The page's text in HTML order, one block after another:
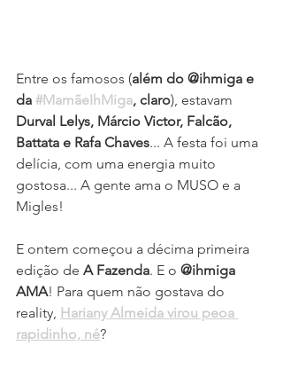
Entre os famosos (além do @ihmiga e
da #MamãeIhMiga, claro), estavam
Durval Lelys, Márcio Victor, Falcão,
Battata e Rafa Chaves... A festa foi uma
delícia, com uma energia muito
gostosa... A gente ama o MUSO e a
Migles!
E ontem começou a décima primeira
edição de A Fazenda. E o @ihmiga
AMA! Para quem não gostava do
reality, Hariany Almeida virou peoa
rapidinho, né?